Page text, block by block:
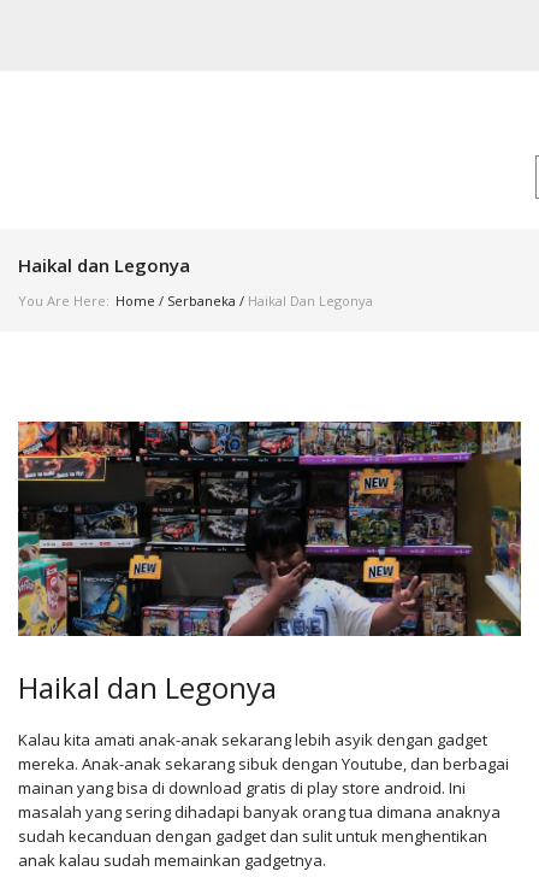
Haikal dan Legonya
You Are Here: Home / Serbaneka / Haikal Dan Legonya
Haikal dan Legonya
Kalau kita amati anak-anak sekarang lebih asyik dengan gadget
mereka. Anak-anak sekarang sibuk dengan Youtube, dan berbagai
mainan yang bisa di download gratis di play store android. Ini
masalah yang sering dihadapi banyak orang tua dimana anaknya
sudah kecanduan dengan gadget dan sulit untuk menghentikan
anak kalau sudah memainkan gadgetnya.